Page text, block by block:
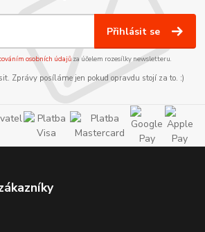
Přihlásit se
osobních údajůza účelem rozesílky newsletteru.
Zprávy posíláme jen pokud opravdu stojí za to. :)